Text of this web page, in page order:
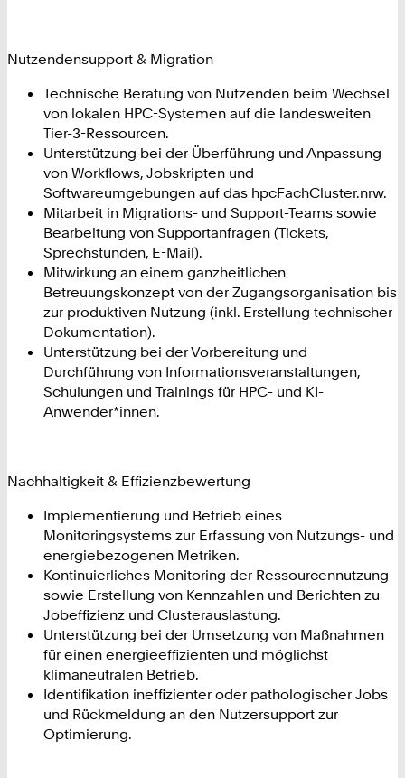
Nutzendensupport & Migration
Technische Beratung von Nutzenden beim Wechsel
von lokalen HPC-Systemen auf die landesweiten
Tier-3-Ressourcen.
Unterstützung bei der Überführung und Anpassung
von Workflows, Jobskripten und
Softwareumgebungen auf das hpcFachCluster.nrw.
Mitarbeit in Migrations- und Support-Teams sowie
Bearbeitung von Supportanfragen (Tickets,
Sprechstunden, E-Mail).
Mitwirkung an einem ganzheitlichen
Betreuungskonzept von der Zugangsorganisation bis
zur produktiven Nutzung (inkl. Erstellung technischer
Dokumentation).
Unterstützung bei der Vorbereitung und
Durchführung von Informationsveranstaltungen,
Schulungen und Trainings für HPC- und KI-
Anwender*innen.
Nachhaltigkeit & Effizienzbewertung
Implementierung und Betrieb eines
Monitoringsystems zur Erfassung von Nutzungs- und
energiebezogenen Metriken.
Kontinuierliches Monitoring der Ressourcennutzung
sowie Erstellung von Kennzahlen und Berichten zu
Jobeffizienz und Clusterauslastung.
Unterstützung bei der Umsetzung von Maßnahmen
für einen energieeffizienten und möglichst
klimaneutralen Betrieb.
Identifikation ineffizienter oder pathologischer Jobs
und Rückmeldung an den Nutzersupport zur
Optimierung.